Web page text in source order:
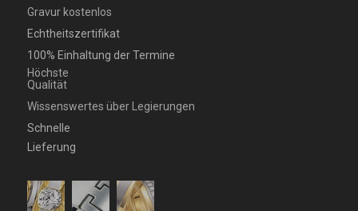
Gravur kostenlos
Echtheitszertifikat
100% Einhaltung der Termine
Höchste
Qualität
Wissenswertes über Legierungen
Schnelle
Lieferung